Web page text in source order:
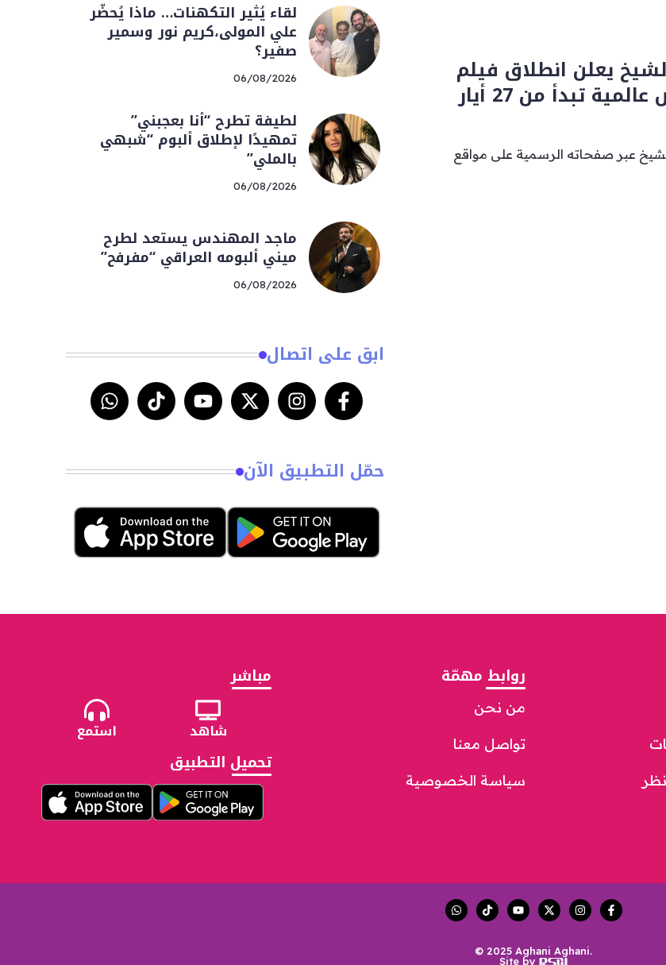
يعلن انطلاق فيلم
عبر صفحاته الرسمية على مواقع
لقاء يُثير التكهنات… ماذا يُحضّر
علي المولى،كريم نور وسمير
صفير؟
06/08/2026
لطيفة تطرح “أنا بعجبني”
تمهيدًا لإطلاق ألبوم “شبهي
بالملي”
06/08/2026
ماجد المهندس يستعد لطرح
ميني ألبومه العراقي “مفرفح”
06/08/2026
ابق على اتصال
حمّل التطبيق الآن
روابط مهمّة
من نحن
تواصل معنا
سياسة الخصوصية
مباشر
شاهد استمع
تحميل التطبيق
© 2025 Aghani Aghani.
Site by